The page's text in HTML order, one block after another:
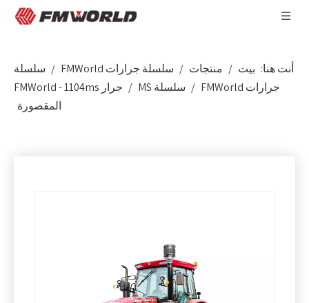
أنت هنا: بيت / منتجات / سلسلة جرارات FMWorld / سلسلة
جرارات FMWorld
/ سلسلة MS /
جرار FMWorld - 1104ms
المقصورة